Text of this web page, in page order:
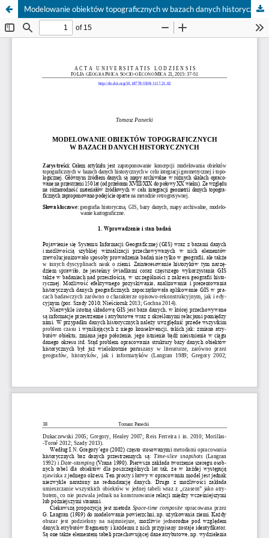
Modelowanie obiektów topograficznych w bazach danych historycznych